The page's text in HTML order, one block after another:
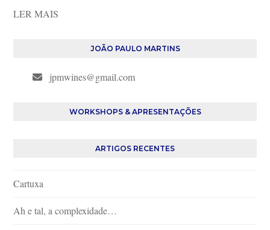
LER MAIS
JOÃO PAULO MARTINS
jpmwines@gmail.com
WORKSHOPS & APRESENTAÇÕES
ARTIGOS RECENTES
Cartuxa
Ah e tal, a complexidade…